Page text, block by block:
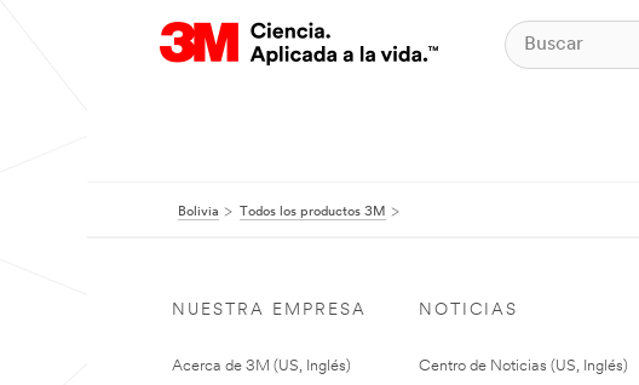
Bolivia Todos los productos 3M
NUESTRA EMPRESA
Acerca de 3M (US, Inglés)
NOTICIAS
Centro de Noticias (US, Inglés)